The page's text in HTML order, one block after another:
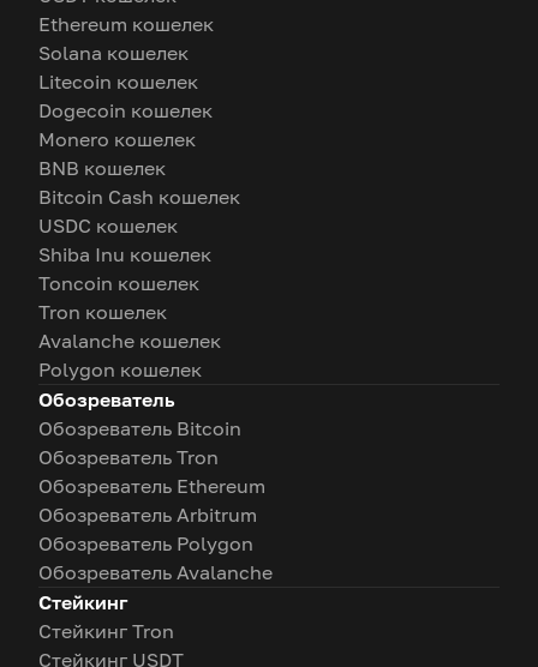
Ethereum кошелек
Solana кошелек
Litecoin кошелек
Dogecoin кошелек
Monero кошелек
BNB кошелек
Bitcoin Cash кошелек
USDC кошелек
Shiba Inu кошелек
Toncoin кошелек
Tron кошелек
Avalanche кошелек
Polygon кошелек
Обозреватель
Обозреватель Bitcoin
Обозреватель Tron
Обозреватель Ethereum
Обозреватель Arbitrum
Обозреватель Polygon
Обозреватель Avalanche
Стейкинг
Стейкинг Tron
Стейкинг USDT